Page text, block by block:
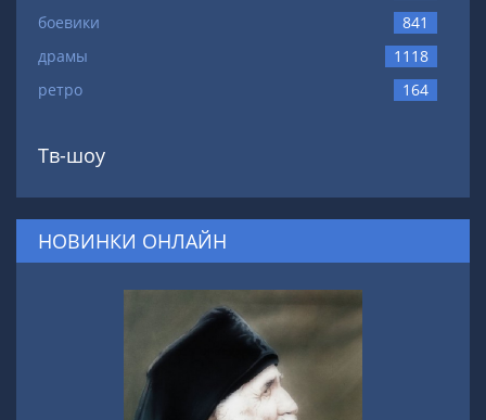
боевики
841
драмы
1118
ретро
164
Тв-шоу
НОВИНКИ ОНЛАЙН